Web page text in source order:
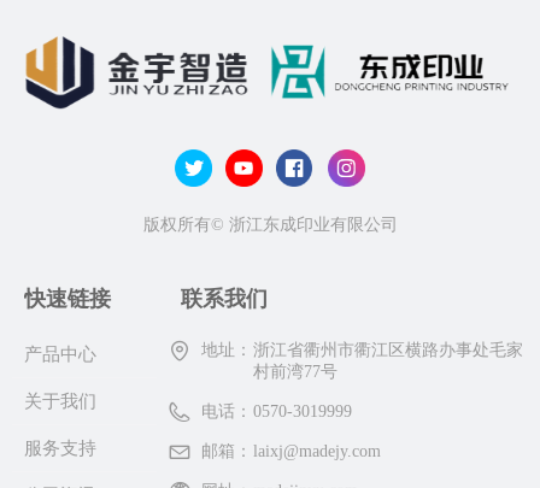
版权所有© 浙江东成印业有限公司
快速链接
产品中心
关于我们
服务支持
联系我们
地址： 浙江省衢州市衢江区横路办事处毛家
村前湾77号
电话： 0570-3019999
邮箱： laixj@madejy.com